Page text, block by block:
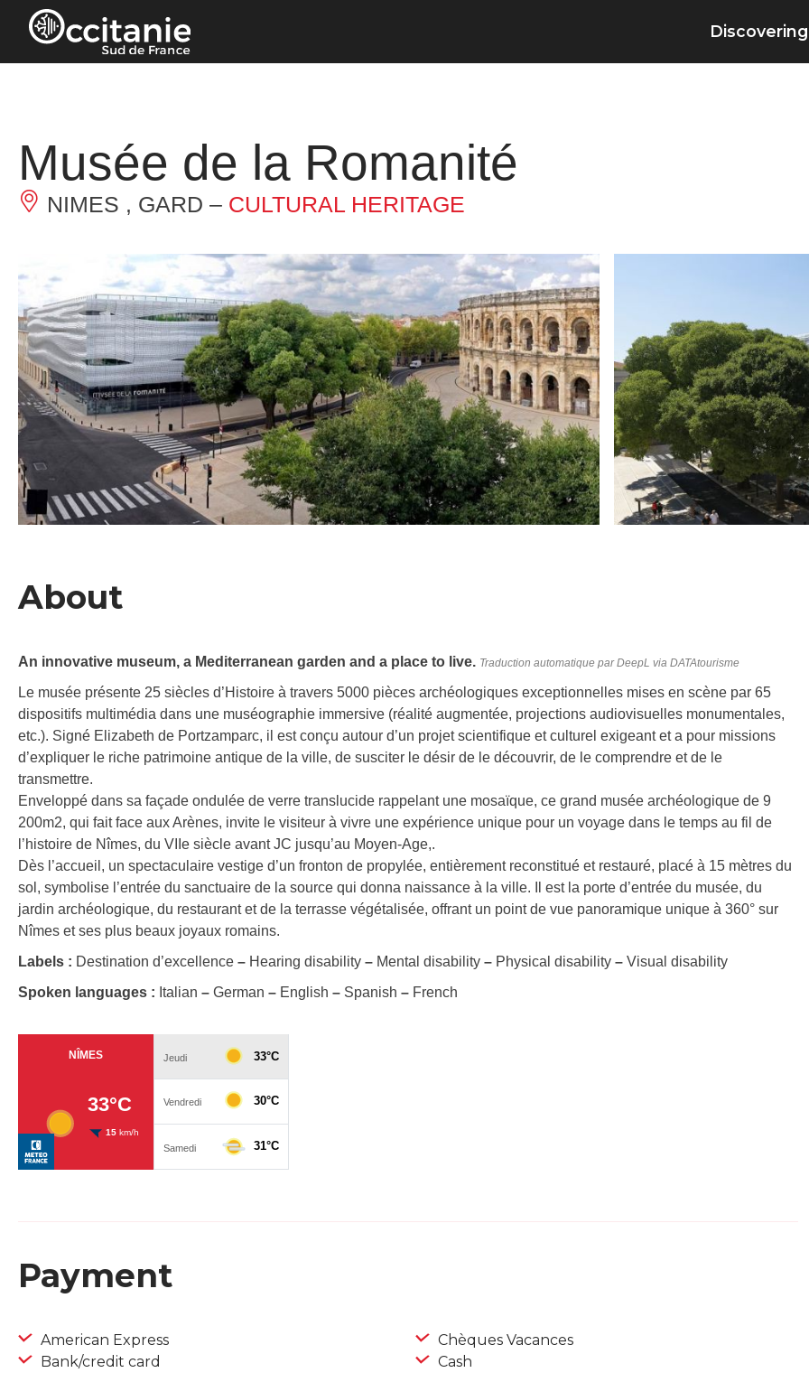
Cookies management panel
Discovering
Musée de la Romanité
NIMES , GARD – CULTURAL HERITAGE
About
An innovative museum, a Mediterranean garden and a place to live. Traduction automatique par DeepL via DATAtourisme
Le musée présente 25 siècles d’Histoire à travers 5000 pièces archéologiques exceptionnelles mises en scène par 65
dispositifs multimédia dans une muséographie immersive (réalité augmentée, projections audiovisuelles monumentales,
etc.). Signé Elizabeth de Portzamparc, il est conçu autour d’un projet scientifique et culturel exigeant et a pour missions
d’expliquer le riche patrimoine antique de la ville, de susciter le désir de le découvrir, de le comprendre et de le
transmettre.
Enveloppé dans sa façade ondulée de verre translucide rappelant une mosaïque, ce grand musée archéologique de 9
200m2, qui fait face aux Arènes, invite le visiteur à vivre une expérience unique pour un voyage dans le temps au fil de
l’histoire de Nîmes, du VIIe siècle avant JC jusqu’au Moyen-Age,.
Dès l’accueil, un spectaculaire vestige d’un fronton de propylée, entièrement reconstitué et restauré, placé à 15 mètres du
sol, symbolise l’entrée du sanctuaire de la source qui donna naissance à la ville. Il est la porte d’entrée du musée, du
jardin archéologique, du restaurant et de la terrasse végétalisée, offrant un point de vue panoramique unique à 360° sur
Nîmes et ses plus beaux joyaux romains.
Labels : Destination d’excellence – Hearing disability – Mental disability – Physical disability – Visual disability
Spoken languages : Italian – German – English – Spanish – French
Payment
American Express
Bank/credit card
Chèques Vacances
Cash